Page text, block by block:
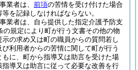
業者は、 前項の苦情を受け付けた場合
を記録しなければならない。
業者は、自ら提供した指定介護予防支
の規定により町が行う文書その他の物
の求め又は町の職員からの質問若し
び利用者からの苦情に関して町が行う
に、町から指導又は助言を受けた場
導又は助言に従って必要な改善を行